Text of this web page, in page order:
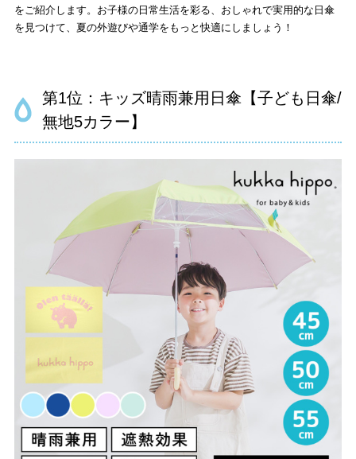
をご紹介します。お子様の日常生活を彩る、おしゃれで実用的な日傘
を見つけて、夏の外遊びや通学をもっと快適にしましょう！
第1位： キッズ晴雨兼用日傘【子ども日傘/
無地5カラー】